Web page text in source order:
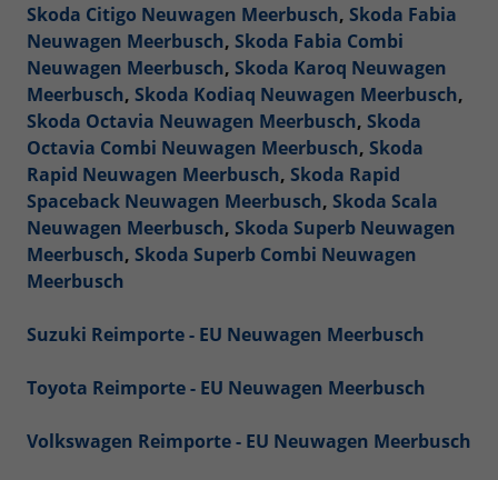
Skoda Citigo Neuwagen Meerbusch, Skoda Fabia
Neuwagen Meerbusch, Skoda Fabia Combi
Neuwagen Meerbusch, Skoda Karoq Neuwagen
Meerbusch, Skoda Kodiaq Neuwagen Meerbusch,
Skoda Octavia Neuwagen Meerbusch, Skoda
Octavia Combi Neuwagen Meerbusch, Skoda
Rapid Neuwagen Meerbusch, Skoda Rapid
Spaceback Neuwagen Meerbusch, Skoda Scala
Neuwagen Meerbusch, Skoda Superb Neuwagen
Meerbusch, Skoda Superb Combi Neuwagen
Meerbusch
Suzuki Reimporte - EU Neuwagen Meerbusch
Toyota Reimporte - EU Neuwagen Meerbusch
Volkswagen Reimporte - EU Neuwagen Meerbusch